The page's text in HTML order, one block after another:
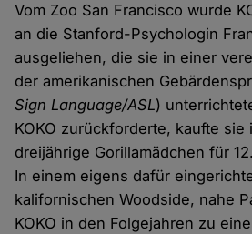
Vom Zoo San Francisco wurde
an die Stanford-Psychologin
ausgeliehen, die sie in einer
der amerikanischen
Sign Language/ASL)
KOKO zurückforderte, kaufte sie
dreijährige Gorillamädchen für
In einem eigens dafür
kalifornischen Woodside, nahe
KOKO in den Folgejahren zu